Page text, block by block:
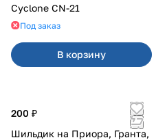
Cyclone CN-21
Под заказ
В корзину
200 ₽
Шильдик на Приора, Гранта,